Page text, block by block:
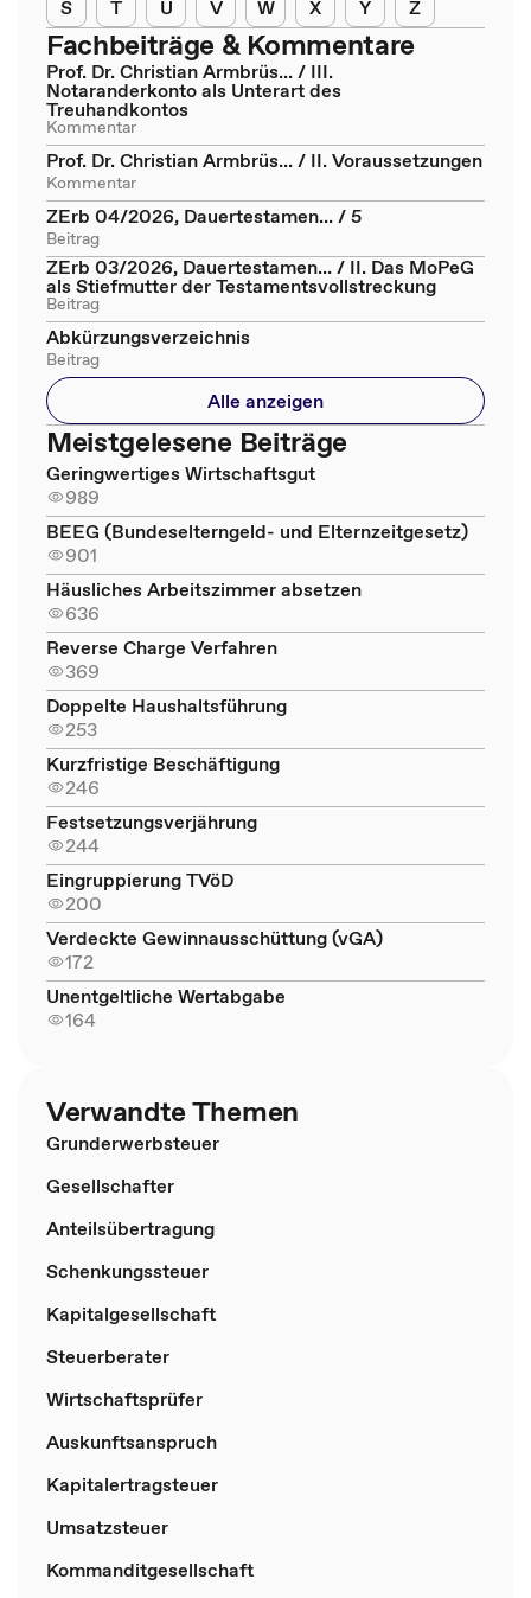
S T U V W X Y Z
Fachbeiträge & Kommentare
Prof. Dr. Christian Armbrüs... / III.
Notaranderkonto als Unterart des
Treuhandkontos
Kommentar
Prof. Dr. Christian Armbrüs... / II. Voraussetzungen
Kommentar
ZErb 04/2026, Dauertestamen... / 5
Beitrag
ZErb 03/2026, Dauertestamen... / II. Das MoPeG
als Stiefmutter der Testamentsvollstreckung
Beitrag
Abkürzungsverzeichnis
Beitrag
Alle anzeigen
Meistgelesene Beiträge
Geringwertiges Wirtschaftsgut
989
BEEG (Bundeselterngeld- und Elternzeitgesetz)
901
Häusliches Arbeitszimmer absetzen
636
Reverse Charge Verfahren
369
Doppelte Haushaltsführung
253
Kurzfristige Beschäftigung
246
Festsetzungsverjährung
244
Eingruppierung TVöD
200
Verdeckte Gewinnausschüttung (vGA)
172
Unentgeltliche Wertabgabe
164
Verwandte Themen
Grunderwerbsteuer
Gesellschafter
Anteilsübertragung
Schenkungssteuer
Kapitalgesellschaft
Steuerberater
Wirtschaftsprüfer
Auskunftsanspruch
Kapitalertragsteuer
Umsatzsteuer
Kommanditgesellschaft